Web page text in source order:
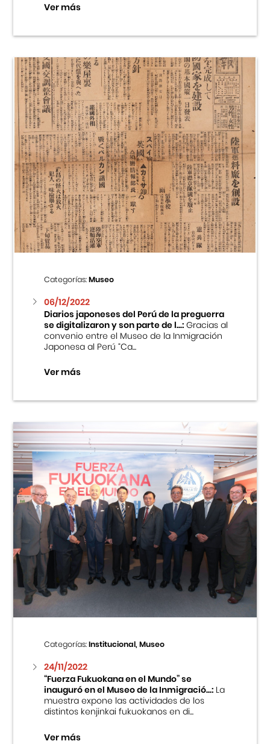
Ver más
Categorías:Museo
06/12/2022
Diarios japoneses del Perú de la preguerra
se digitalizaron y son parte de l...:Gracias al
convenio entre el Museo de la Inmigración
Japonesa al Perú “Ca...
Ver más
Categorías:Institucional, Museo
24/11/2022
“Fuerza Fukuokana en el Mundo” se
inauguró en el Museo de la Inmigració...:La
muestra expone las actividades de los
distintos kenjinkai fukuokanos en di...
Ver más